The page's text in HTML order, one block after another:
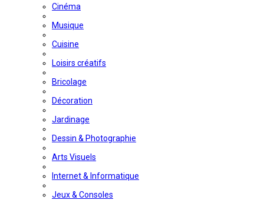
Cinéma
Musique
Cuisine
Loisirs créatifs
Bricolage
Décoration
Jardinage
Dessin & Photographie
Arts Visuels
Internet & Informatique
Jeux & Consoles